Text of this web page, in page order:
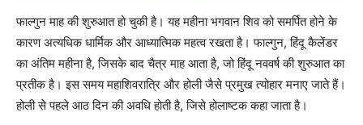
फाल्गुन माह की शुरुआत हो चुकी है। यह महीना भगवान शिव को समर्पित होने के
कारण अत्यधिक धार्मिक और आध्यात्मिक महत्व रखता है। फाल्गुन, हिंदू कैलेंडर
का अंतिम महीना है, जिसके बाद चैत्र माह आता है, जो हिंदू नववर्ष की शुरुआत का
प्रतीक है। इस समय महाशिवरात्रि और होली जैसे प्रमुख त्योहार मनाए जाते हैं।
होली से पहले आठ दिन की अवधि होती है, जिसे होलाष्टक कहा जाता है।